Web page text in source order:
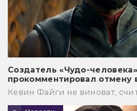
Создатель «Чудо-человека»
прокомментировал отмену
Кевин Файги не виноват,